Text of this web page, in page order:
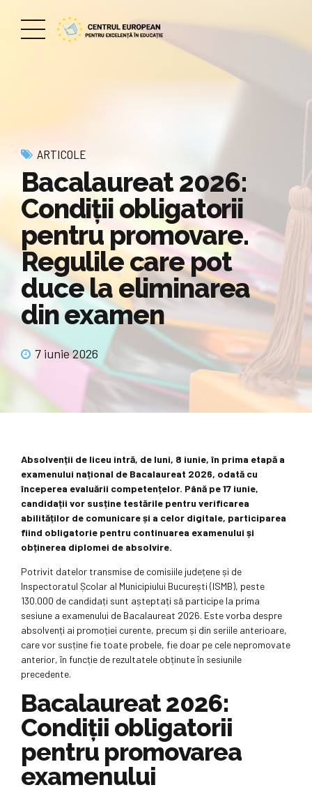
ARTICOLE
Bacalaureat 2026:
Condiții obligatorii
pentru promovare.
Regulile care pot
duce la eliminarea
din examen
7 iunie 2026
Absolvenții de liceu intră, de luni, 8 iunie, în prima etapă a
examenului național de Bacalaureat 2026, odată cu
începerea evaluării competențelor. Până pe 17 iunie,
candidații vor susține testările pentru verificarea
abilităților de comunicare și a celor digitale, participarea
fiind obligatorie pentru continuarea examenului și
obținerea diplomei de absolvire.
Potrivit datelor transmise de comisiile județene și de
Inspectoratul Școlar al Municipiului București (ISMB), peste
130.000 de candidați sunt așteptați să participe la prima
sesiune a examenului de Bacalaureat 2026. Este vorba despre
absolvenți ai promoției curente, precum și din seriile anterioare,
care vor susține fie toate probele, fie doar pe cele nepromovate
anterior, în funcție de rezultatele obținute în sesiunile
precedente.
Bacalaureat 2026:
Condiții obligatorii
pentru promovarea
examenului